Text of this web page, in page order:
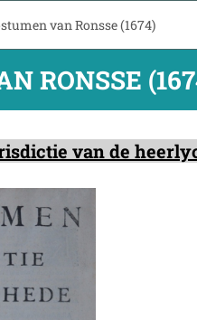
van Ronsse (1674)
RONSSE
van de